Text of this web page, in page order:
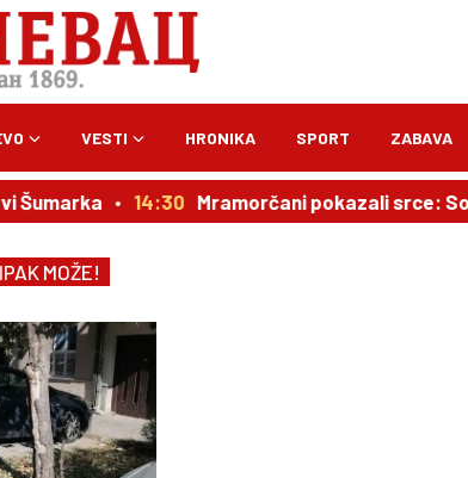
VESTI HRONIKA SPORT ZABAVA
Šumarka 14:30 Mramorčani pokazali srce:
MOŽE!